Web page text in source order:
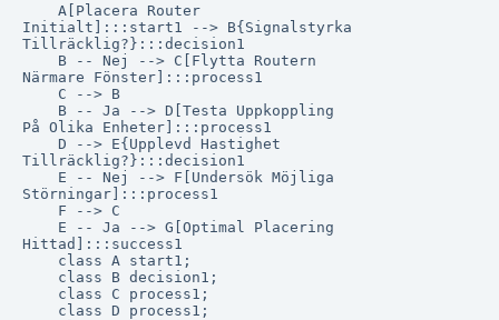
    A[Placera Router
Initialt]:::start1 --> B{Signalstyrka
Tillräcklig?}:::decision1
    B -- Nej --> C[Flytta Routern
Närmare Fönster]:::process1
    C --> B
    B -- Ja --> D[Testa Uppkoppling
På Olika Enheter]:::process1
    D --> E{Upplevd Hastighet
Tillräcklig?}:::decision1
    E -- Nej --> F[Undersök Möjliga
Störningar]:::process1
    F --> C
    E -- Ja --> G[Optimal Placering
Hittad]:::success1
    class A start1;
    class B decision1;
    class C process1;
    class D process1;